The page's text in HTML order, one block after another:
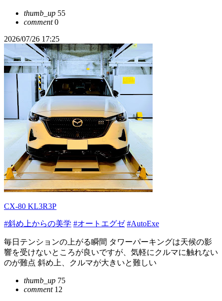
thumb_up 55
comment0
2026/07/26 17:25
CX-80 KL3R3P
#斜め上からの美学 #オートエグゼ #AutoExe
毎日テンションの上がる瞬間 タワーパーキングは天候の影
響を受けないところが良いですが、気軽にクルマに触れない
のが難点 斜め上、クルマが大きいと難しい
thumb_up 75
comment12